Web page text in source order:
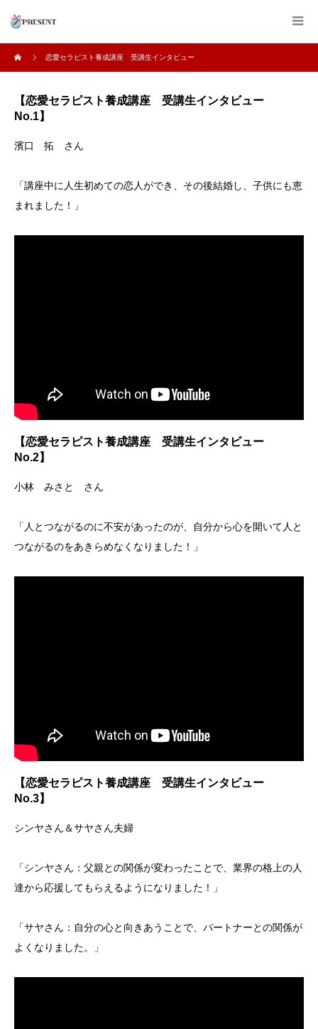
恋愛セラピスト養成講座 受講生インタビュー
【恋愛セラピスト養成講座 受講生インタビュー
No.1】
濱口 拓 さん
「講座中に人生初めての恋人ができ、その後結婚し、子供にも恵
まれました！」
【恋愛セラピスト養成講座 受講生インタビュー
No.2】
小林 みさと さん
「人とつながるのに不安があったのが、自分から心を開いて人と
つながるのをあきらめなくなりました！」
【恋愛セラピスト養成講座 受講生インタビュー
No.3】
シンヤさん＆サヤさん夫婦
「シンヤさん：父親との関係が変わったことで、業界の格上の人
達から応援してもらえるようになりました！」
「サヤさん：自分の心と向きあうことで、パートナーとの関係が
よくなりました。」